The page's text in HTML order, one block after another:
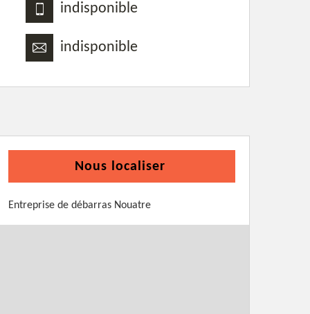
indisponible
indisponible
Nous localiser
Entreprise de débarras Nouatre